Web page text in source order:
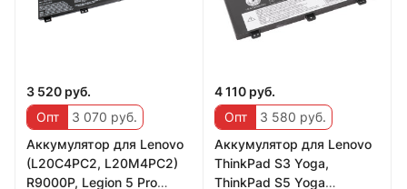
3 520 руб.
Опт
3 070 руб.
Аккумулятор для Lenovo
(L20C4PC2, L20M4PC2)
R9000P, Legion 5 Pro
4 110 руб.
Опт
3 580 руб.
Аккумулятор для Lenovo
ThinkPad S3 Yoga,
ThinkPad S5 Yoga